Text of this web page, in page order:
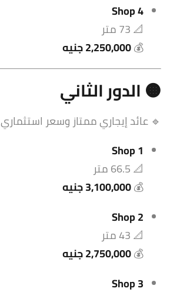
Shop 4
📐 73 متر
💰2,250,000 جنيه
🟠 الدور الثاني
🔹 عائد إيجاري ممتاز وسعر استثماري
Shop 1
📐 66.5 متر
💰3,100,000 جنيه
Shop 2
📐 43 متر
💰2,750,000 جنيه
Shop 3